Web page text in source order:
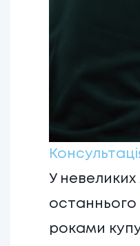
У
останнього
роками